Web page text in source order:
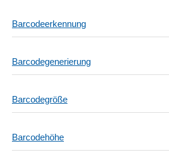
Barcodeerkennung
Barcodegenerierung
Barcodegröße
Barcodehöhe